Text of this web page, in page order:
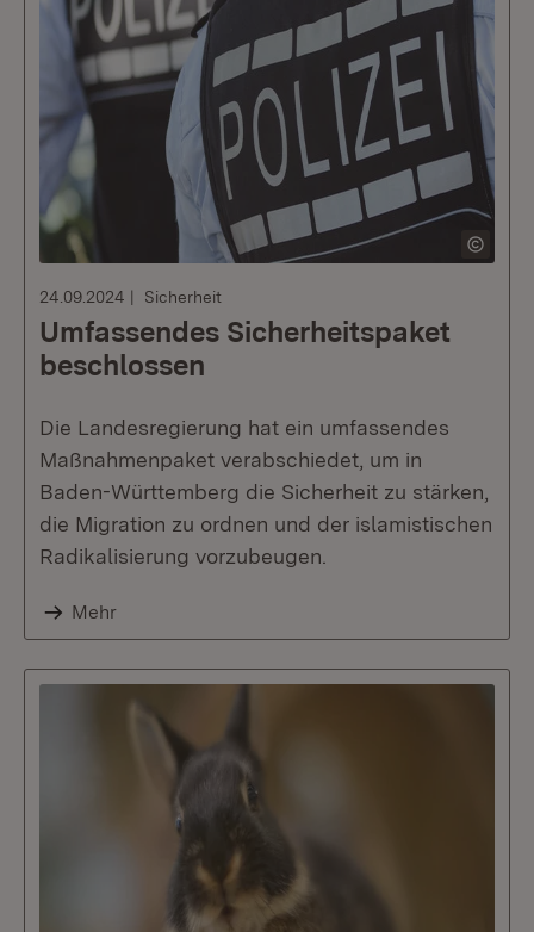
24.09.2024 Sicherheit
Umfassendes Sicherheitspaket
beschlossen
Die Landesregierung hat ein umfassendes
Maßnahmenpaket verabschiedet, um in
Baden-Württemberg die Sicherheit zu stärken,
die Migration zu ordnen und der islamistischen
Radikalisierung vorzubeugen.
Mehr